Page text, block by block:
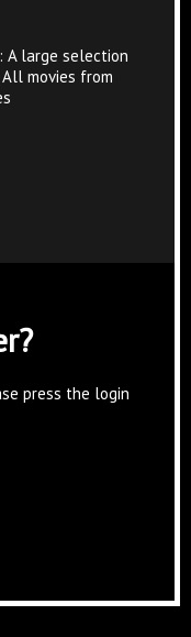
A large selection
movies from
press the login